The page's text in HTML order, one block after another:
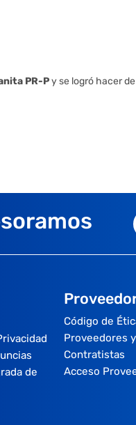
PR-Py se logró hacer
de
Código de
Proveedores y
Contratistas
Acceso